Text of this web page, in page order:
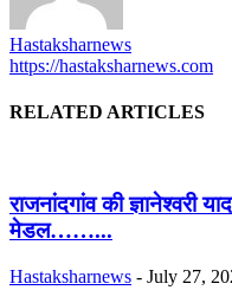
Hastaksharnews
https://hastaksharnews.com
RELATED ARTICLES
राजनांदगांव की ज्ञानेश्वरी
मेडल……...
Hastaksharnews - July 27,